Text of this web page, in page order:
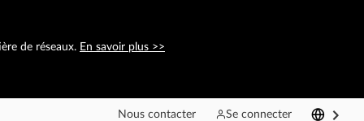
de réseaux. En savoir plus >>
Nous contacter Se connecter